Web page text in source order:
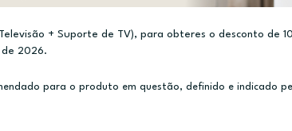
+ Suporte de TV), para obteres o desconto de
de 2026.
para o produto em questão, definido e indicado